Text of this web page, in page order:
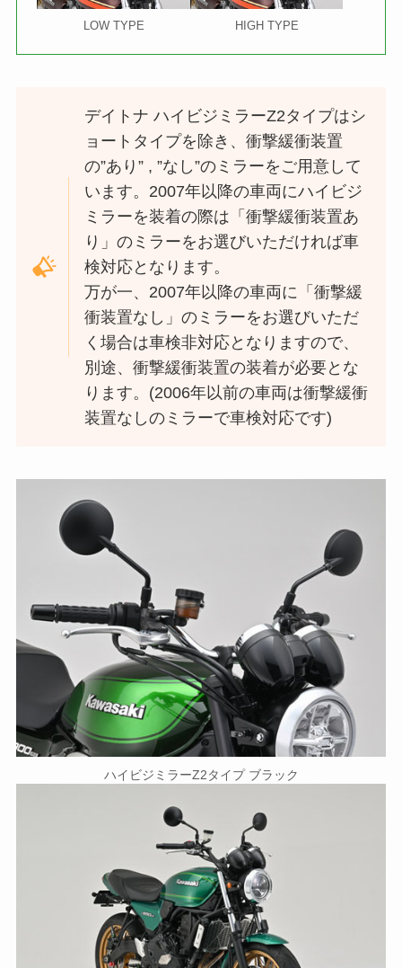
LOW TYPE HIGH TYPE
デイトナ ハイビジミラーZ2タイプはシ
ョートタイプを除き、衝撃緩衝装置
の”あり” , ”なし”のミラーをご用意して
います。2007年以降の車両にハイビジ
ミラーを装着の際は「衝撃緩衝装置あ
り」のミラーをお選びいただければ車
検対応となります。
万が一、2007年以降の車両に「衝撃緩
衝装置なし」のミラーをお選びいただ
く場合は車検非対応となりますので、
別途、衝撃緩衝装置の装着が必要とな
ります。(2006年以前の車両は衝撃緩衝
装置なしのミラーで車検対応です)
ハイビジミラーZ2タイプ ブラック